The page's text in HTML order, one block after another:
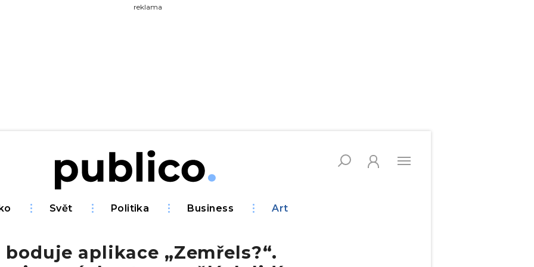
reklama
Svět Politika Business Art
boduje aplikace „Zemřels?“.
na Publiku